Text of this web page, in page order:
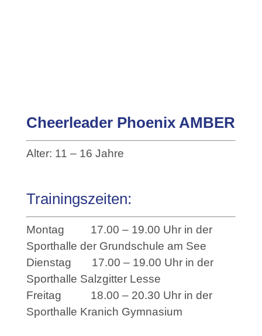
Cheerleader Phoenix AMBER
Alter: 11 – 16 Jahre
Trainingszeiten:
Montag 17.00 – 19.00 Uhr in der
Sporthalle der Grundschule am See
Dienstag 17.00 – 19.00 Uhr in der
Sporthalle Salzgitter Lesse
Freitag 18.00 – 20.30 Uhr in der
Sporthalle Kranich Gymnasium